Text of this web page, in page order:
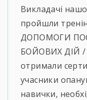
Викладачі
пройшли
ДОПОМОГИ
БОЙОВИХ ДІЙ
отримали
учасники
навички,